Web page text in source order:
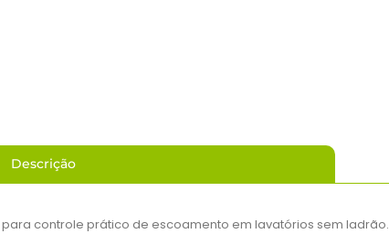
Descrição
para controle prático de escoamento em lavatórios sem ladrão.